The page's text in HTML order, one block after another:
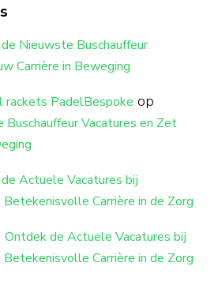
Nieuwste Buschauffeur
Carrière in Beweging
rackets PadelBespoke op
Vacatures en Zet
Actuele Vacatures bij
Carrière in de Zorg
Ontdek de Actuele Vacatures bij
Carrière in de Zorg